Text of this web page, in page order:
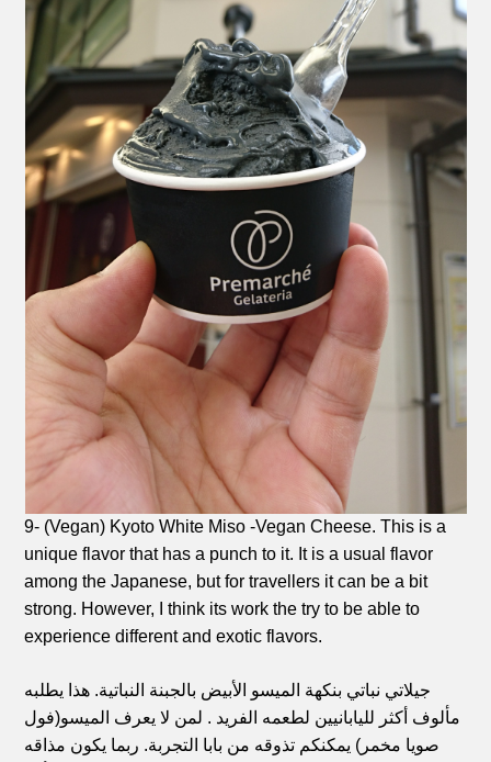
9- (Vegan) Kyoto White Miso -Vegan Cheese. This is a
unique flavor that has a punch to it. It is a usual flavor
among the Japanese, but for travellers it can be a bit
strong. However, I think its work the try to be able to
experience different and exotic flavors.
جيلاتي نباتي بنكهة الميسو الأبيض بالجبنة النباتية. هذا يطلبه
مألوف أكثر لليابانيين لطعمه الفريد . لمن لا يعرف الميسو(فول
صويا مخمر) يمكنكم تذوقه من بابا التجربة. ربما يكون مذاقه